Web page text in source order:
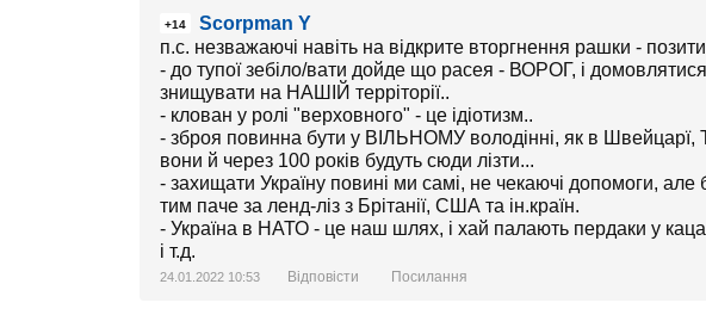
+14
Scorpman Y
п.с. незважаючі навіть на відкрите вторгнення рашки -
- до тупої зебіло/вати дойде що расея - ВОРОГ, і
знищувати на НАШІЙ терріторії..
- клован у ролі "верховного" - це ідіотизм..
- зброя повинна бути у ВІЛЬНОМУ володінні, як в Швейцарї,
вони й через 100 років будуть сюди лізти...
- захищати Україну повині ми самі, не чекаючі допомоги, але
тим паче за ленд-ліз з Брітанії, США та ін.країн.
- Україна в НАТО - це наш шлях, і хай палають пердаки у
і т.д.
24.01.2022 10:53 Відповісти Посилання